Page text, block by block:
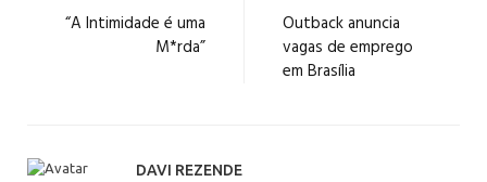
“A Intimidade é uma
M*rda”
Outback anuncia
vagas de emprego
em Brasília
DAVI REZENDE